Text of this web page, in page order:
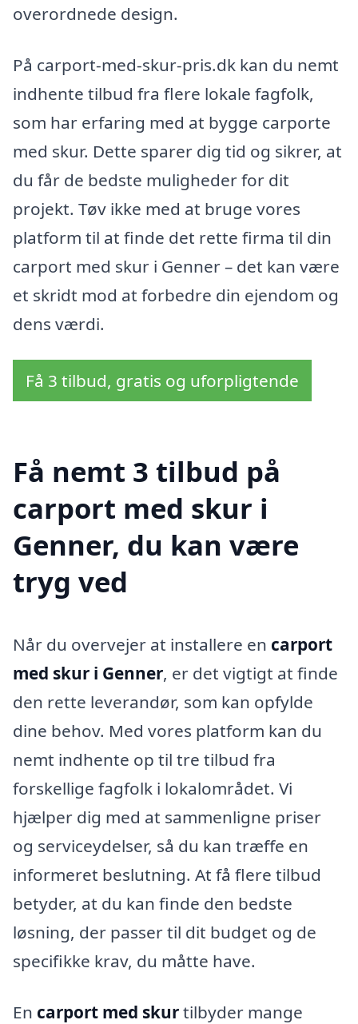
overordnede design.
På carport-med-skur-pris.dk kan du nemt
indhente tilbud fra flere lokale fagfolk,
som har erfaring med at bygge carporte
med skur. Dette sparer dig tid og sikrer, at
du får de bedste muligheder for dit
projekt. Tøv ikke med at bruge vores
platform til at finde det rette firma til din
carport med skur i Genner – det kan være
et skridt mod at forbedre din ejendom og
dens værdi.
Få 3 tilbud, gratis og uforpligtende
Få nemt 3 tilbud på
carport med skur i
Genner, du kan være
tryg ved
Når du overvejer at installere en carport
med skur i Genner, er det vigtigt at finde
den rette leverandør, som kan opfylde
dine behov. Med vores platform kan du
nemt indhente op til tre tilbud fra
forskellige fagfolk i lokalområdet. Vi
hjælper dig med at sammenligne priser
og serviceydelser, så du kan træffe en
informeret beslutning. At få flere tilbud
betyder, at du kan finde den bedste
løsning, der passer til dit budget og de
specifikke krav, du måtte have.
En carport med skurtilbyder mange